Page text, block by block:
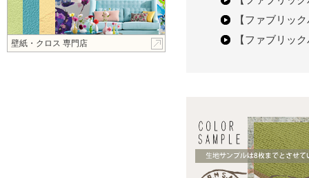
【ファブリッ
【ファブリッ
壁紙・クロス 専門店